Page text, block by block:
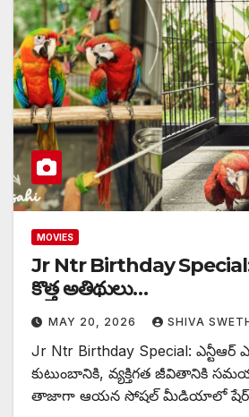
MOVIES
Jr Ntr Birthday Special:
కొత్త అతిథులు…
MAY 20, 2026 SHIVA
Jr Ntr Birthday Special:
కుటుంబానికి, వ్యక్తిగత జీవితానికి
తాజాగా ఆయన సోషల్ మీడియాలో షేర్